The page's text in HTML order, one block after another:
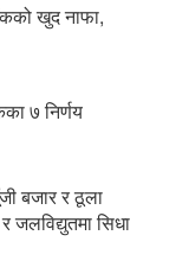
खुद नाफा,
७ निर्णय
बजार र ठूला
जलविद्युतमा सिधा